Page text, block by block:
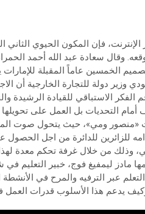
فإن المكون الحيوي الثاني
سعادة عبد الله أحمد
الخمسين عاماً المقبلة للإمارات
وزير دولة للتجارة الخارجية أن
الفكر الاستباقي للقيادة الرشيدة
التحديات بل العمل على
«منصور ومي»، حيث يتحول صوت
للزائرين للدائرة من اجل الحصول
وذلك من خلال غرفة تحكم معدة
مادز ليمفيغ فوج، خبير التعليم في
عبر الترفيه والمرح في الأنشطة
يدعم هذا الأسلوب قدرات العمل